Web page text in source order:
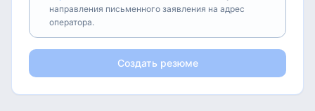
направления письменного заявления на адрес
оператора.
Создать резюме